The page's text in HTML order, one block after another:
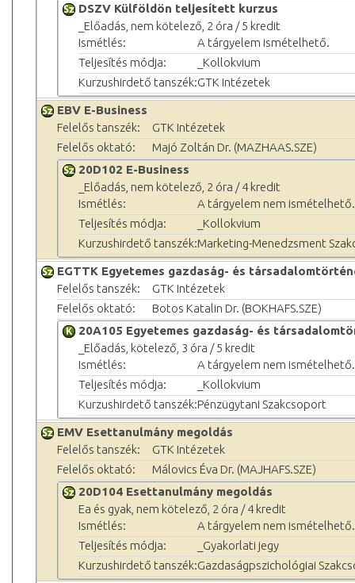
DSZV Külföldön teljesített kurzus
_Előadás, nem kötelező, 2 óra / 5 kredit
Ismétlés:
A tárgyelem ismételhető.
Teljesítés módja:
_Kollokvium
Kurzushirdető tanszék:GTK Intézetek
EBV E-Business
Felelős tanszék:
GTK Intézetek
Felelős oktató:
Majó Zoltán Dr. (MAZHAAS.SZE)
20D102 E-Business
_Előadás, nem kötelező, 2 óra / 4 kredit
Ismétlés:
A tárgyelem nem ismételhető.
Teljesítés módja:
_Kollokvium
Kurzushirdető tanszék:Marketing-Menedzsment
EGTTK Egyetemes gazdaság- és
Felelős tanszék:
GTK Intézetek
Felelős oktató:
Botos Katalin Dr. (BOKHAFS.SZE)
20A105 Egyetemes gazdaság- és
_Előadás, kötelező, 3 óra / 5 kredit
Ismétlés:
A tárgyelem nem ismételhető.
Teljesítés módja:
_Kollokvium
Kurzushirdető tanszék:Pénzügytani Szakcsoport
EMV Esettanulmány megoldás
Felelős tanszék:
GTK Intézetek
Felelős oktató:
Málovics Éva Dr. (MAJHAFS.SZE)
20D104 Esettanulmány megoldás
Ea és gyak, nem kötelező, 2 óra / 4 kredit
Ismétlés:
A tárgyelem nem ismételhető.
Teljesítés módja:
_Gyakorlati jegy
Kurzushirdető tanszék:Gazdaságpszichológiai